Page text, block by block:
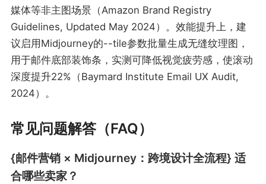
媒体等非主图场景（Amazon Brand Registry
Guidelines, Updated May 2024）。效能提升上，建
议启用Midjourney的--tile参数批量生成无缝纹理图，
用于邮件底部装饰条，实测可降低视觉疲劳感，使滚动
深度提升22%（Baymard Institute Email UX Audit,
2024）。
常见问题解答（FAQ）
{邮件营销 × Midjourney：跨境设计全流程} 适
合哪些卖家？